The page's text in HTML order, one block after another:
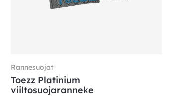
Rannesuojat
Toezz Platinium
viiltosuojaranneke